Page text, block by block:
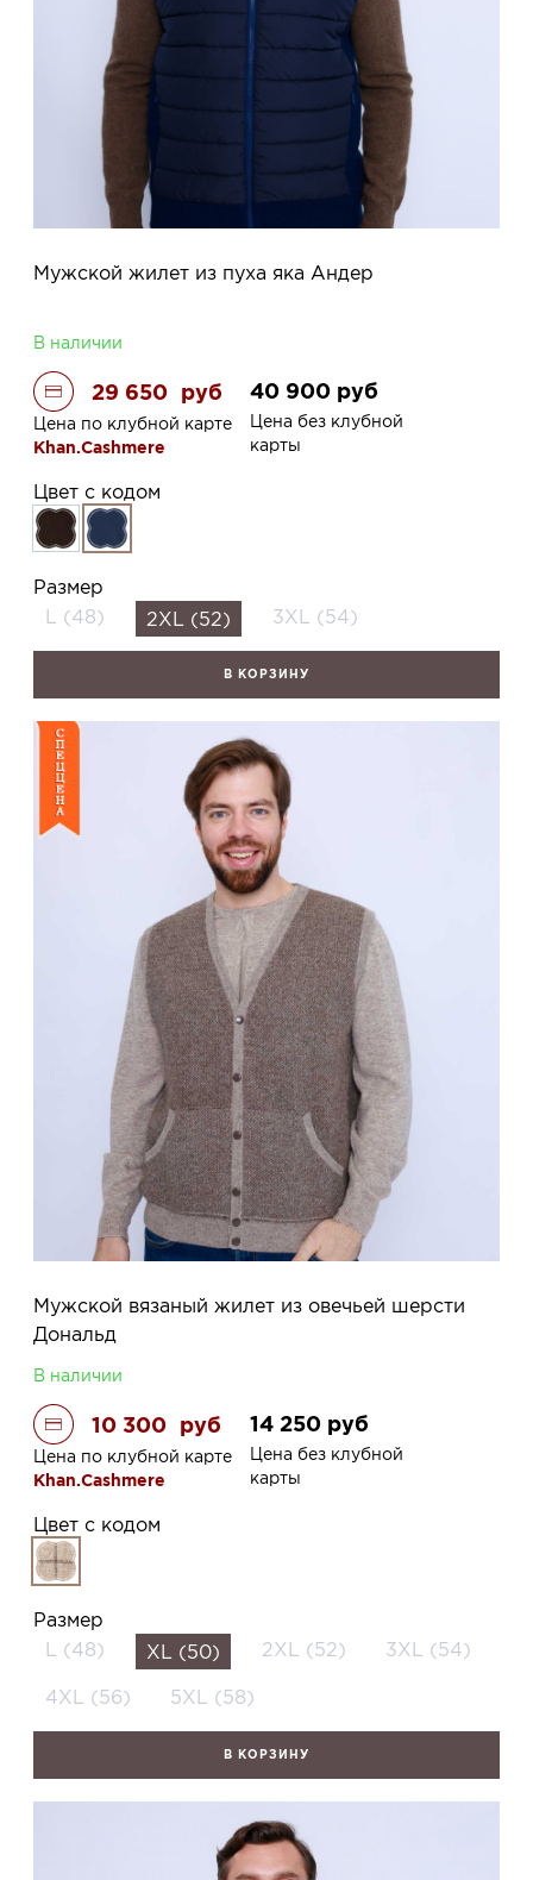
Мужской жилет из пуха яка Андер
В наличии
29 650 руб
Цена по клубной карте
Khan.Cashmere
40 900 руб
Цена без клубной
карты
Цвет с кодом
Размер
L (48)
2XL (52) 3XL (54)
В КОРЗИНУ
Мужской вязаный жилет из овечьей шерсти
Дональд
В наличии
10 300 руб
Цена по клубной карте
Khan.Cashmere
14 250 руб
Цена без клубной
карты
Цвет с кодом
Размер
L (48)
XL (50) 2XL (52) 3XL (54)
4XL (56) 5XL (58)
В КОРЗИНУ